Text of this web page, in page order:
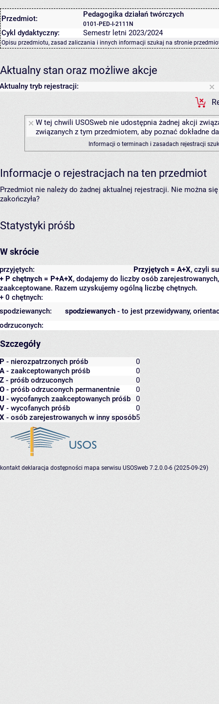
Przedmiot: Pedagogika działań twórczych
0101-PED-I-2111N
Cykl dydaktyczny: Semestr letni 2023/2024
Opisu przedmiotu, zasad zaliczania i innych informacji szukaj na stronie
Aktualny stan oraz możliwe akcje
Aktualny tryb rejestracji:
W tej chwili USOSweb nie udostępnia żadnej akcji
związanych z tym przedmiotem, aby poznać dokładne
Informacji o terminach i zasadach rejestracji
Informacje o rejestracjach na ten przedmiot
Przedmiot nie należy do żadnej aktualnej rejestracji. Nie można
zakończyła?
Statystyki próśb
W skrócie
Przyjętych = A+X, czyli
przyjętych:
+ P chętnych = P+A+X, dodajemy do liczby osób
zaakceptowane. Razem uzyskujemy ogólną liczbę chętnych.
+ 0 chętnych:
spodziewanych - to jest przewidywany,
spodziewanych:
odrzuconych:
Szczegóły
P - nierozpatrzonych próśb
0
A - zaakceptowanych próśb
0
Z - próśb odrzuconych
0
O - próśb odrzuconych permanentnie
0
U - wycofanych zaakceptowanych próśb
0
V - wycofanych próśb
0
X - osób zarejestrowanych w inny sposób5
kontakt deklaracja dostępności mapa serwisu USOSweb 7.2.0.0-6 (2025-09-29)